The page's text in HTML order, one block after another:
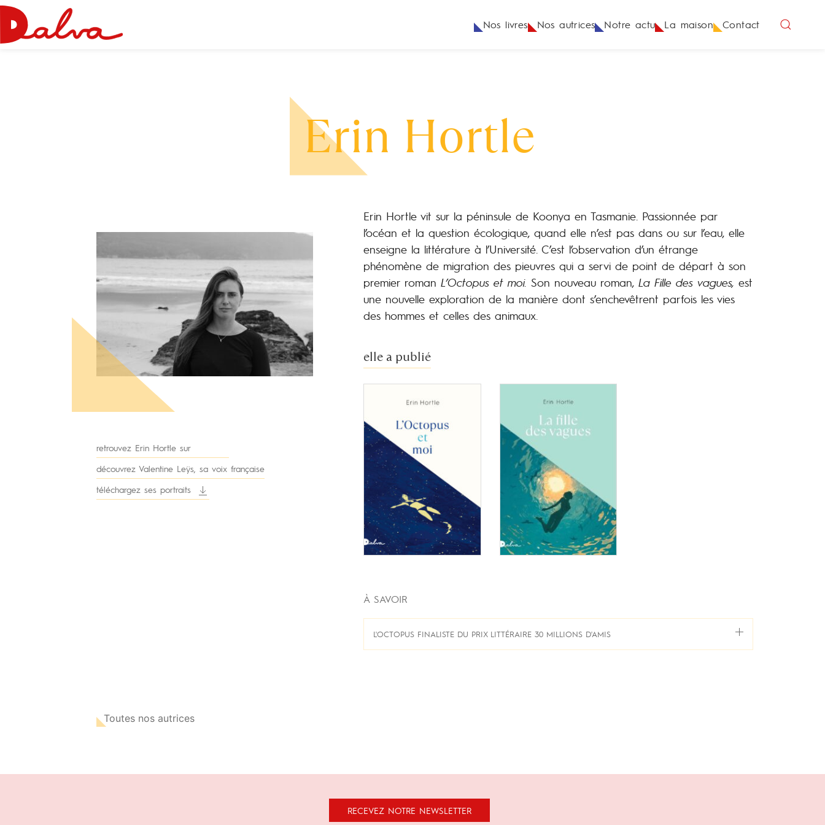
Nos livres Nos autrices Notre actu La maison Contact
Erin Hortle
retrouvez Erin Hortle sur
découvrez Valentine Leÿs, sa voix française
téléchargez ses portraits
Erin Hortle vit sur la péninsule de Koonya en Tasmanie. Passionnée par
l’océan et la question écologique, quand elle n’est pas dans ou sur l’eau, elle
enseigne la littérature à l’Université. C’est l’observation d’un étrange
phénomène de migration des pieuvres qui a servi de point de départ à son
premier roman L’Octopus et moi. Son nouveau roman, La Fille des vagues, est
une nouvelle exploration de la manière dont s’enchevêtrent parfois les vies
des hommes et celles des animaux.
elle a publié
À SAVOIR
L'OCTOPUS FINALISTE DU PRIX LITTÉRAIRE 30 MILLIONS D'AMIS
Toutes nos autrices
RECEVEZ NOTRE NEWSLETTER